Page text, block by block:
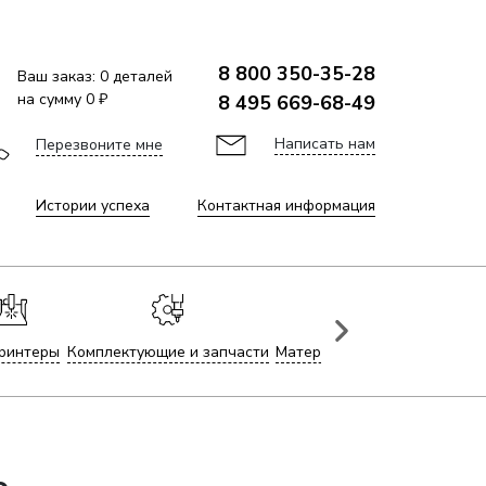
Ваш заказ: 0деталей
на сумму 0 ₽
8 800 350-35-28
8 495 669-68-49
Перезвоните мне Написать нам
Истории успеха Контактная информация
Комплектующие и запчасти Материалы для лазерной